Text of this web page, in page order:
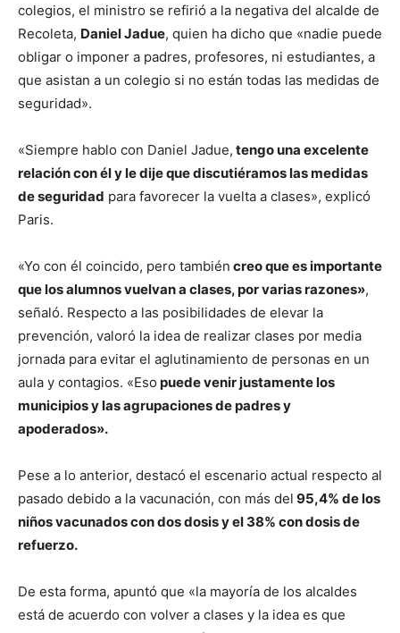
colegios, el ministro se refirió a la negativa del alcalde de
Recoleta, Daniel Jadue, quien ha dicho que «nadie puede
obligar o imponer a padres, profesores, ni estudiantes, a
que asistan a un colegio si no están todas las medidas de
seguridad».
«Siempre hablo con Daniel Jadue, tengo una excelente
relación con él y le dije que discutiéramos las medidas
de seguridad para favorecer la vuelta a clases», explicó
Paris.
«Yo con él coincido, pero también creo que es importante
que los alumnos vuelvan a clases, por varias razones»,
señaló. Respecto a las posibilidades de elevar la
prevención, valoró la idea de realizar clases por media
jornada para evitar el aglutinamiento de personas en un
aula y contagios. «Eso puede venir justamente los
municipios y las agrupaciones de padres y
apoderados».
Pese a lo anterior, destacó el escenario actual respecto al
pasado debido a la vacunación, con más del 95,4% de los
niños vacunados con dos dosis y el 38% con dosis de
refuerzo.
De esta forma, apuntó que «la mayoría de los alcaldes
está de acuerdo con volver a clases y la idea es que